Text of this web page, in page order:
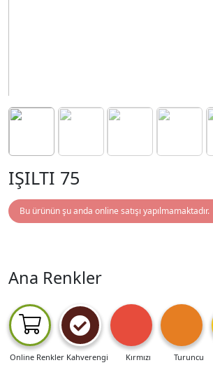
IŞILTI 75
Bu ürünün şu anda online satışı yapılmamaktadır.
Ana Renkler
Online Renkler Kahverengi Kırmızı Turuncu